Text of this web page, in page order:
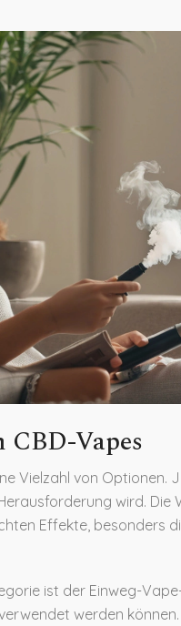
Vapes
Vielzahl von Optionen.
wird. Die
Effekte, besonders
ist der Einweg-
werden